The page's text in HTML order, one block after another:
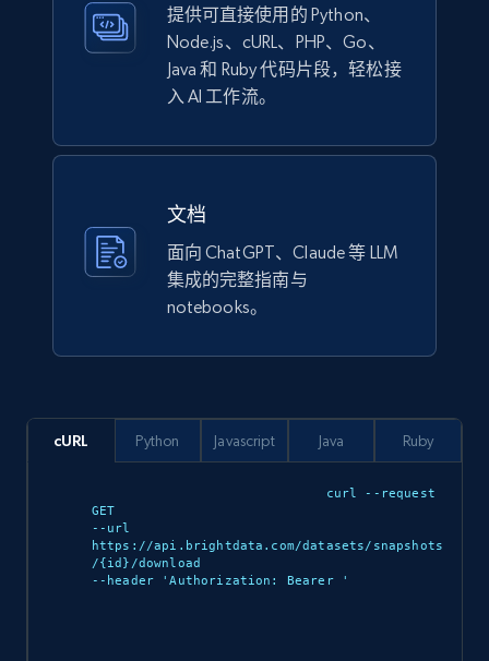
URL, Domain, Marketplace pn, Sku, Other pn,
Model number, Gtin ean pn, Product name, and
eCommerce
162+
Ikea - Products
Description, In stock, Color, Size, Reviews
more.
eCommerce
提供可直接使用的 Python、
Node.js、cURL、PHP、Go、
Java 和 Ruby 代码片段，轻松接
入 AI 工作流。
文档
面向 ChatGPT、Claude 等 LLM
集成的完整指南与
notebooks。
cURL
curl --request
GET
--url
https://api.brightdata.com/datasets/snapshots
/{id}/download
--header 'Authorization: Bearer
'
Python Javascript Java Ruby